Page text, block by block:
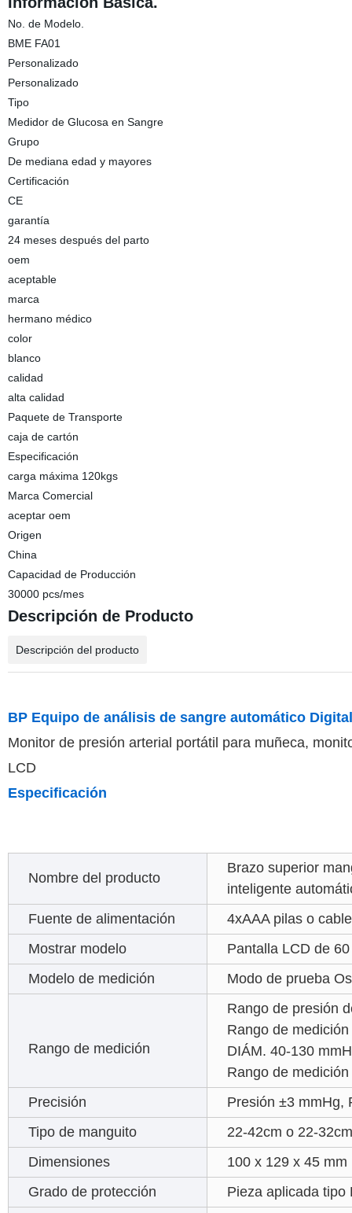
No. de Modelo.
BME FA01
Personalizado
Personalizado
Tipo
Medidor de Glucosa en Sangre
Grupo
De mediana edad y mayores
Certificación
CE
garantía
24 meses después del parto
oem
aceptable
marca
hermano médico
color
blanco
calidad
alta calidad
Paquete de Transporte
caja de cartón
Especificación
carga máxima 120kgs
Marca Comercial
aceptar oem
Origen
China
Capacidad de Producción
30000 pcs/mes
Descripción de Producto
Descripción del producto
BP Equipo de análisis de sangre automático
Monitor de presión arterial portátil para muñeca,
LCD
Especificación
Nombre del producto
Brazo superior
inteligente
Fuente de alimentación
4xAAA pilas o
Mostrar modelo
Pantalla LCD de
Modelo de medición
Modo de prueba
Rango de medición
Rango de presión
Rango de
DIÁM. 40-130
Rango de
Precisión
Presión ±3 mmHg,
Tipo de manguito
22-42cm o 22-
Dimensiones
100 x 129 x 45 mm
Grado de protección
Pieza aplicada tipo